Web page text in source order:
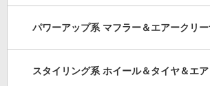
パワーアップ系 マフラー＆エアークリー
スタイリング系 ホイール＆タイヤ＆エ